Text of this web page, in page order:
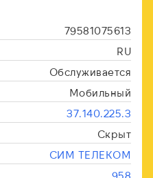
79581075613
RU
Обслуживается
Мобильный
37.140.225.3
Скрыт
СИМ ТЕЛЕКОМ
958